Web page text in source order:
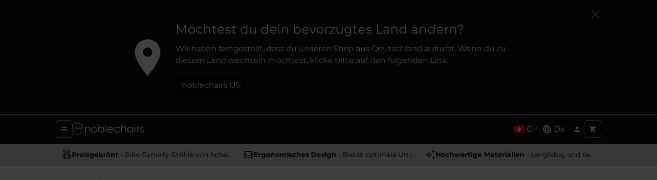
Möchtest du dein bevorzugtes Land ändern?
Wir haben festgestellt, dass du unseren Shop aus Deutschland aufrufst. Wenn du zu
diesem Land wechseln möchtest, klicke bitte auf den folgenden Link:
noblechairs US
CH De
Preisgekrönt - Edle Gaming-Stühle von hoher Qualität Ergonomisches Design - Bietet optimale Unterstützung und Komfort Hochwertige Materialien - Langlebig und besonders Angenehm